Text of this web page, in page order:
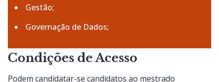
Gestão;
Governação de Dados;
Condições de Acesso
Podem candidatar-se candidatos ao mestrado